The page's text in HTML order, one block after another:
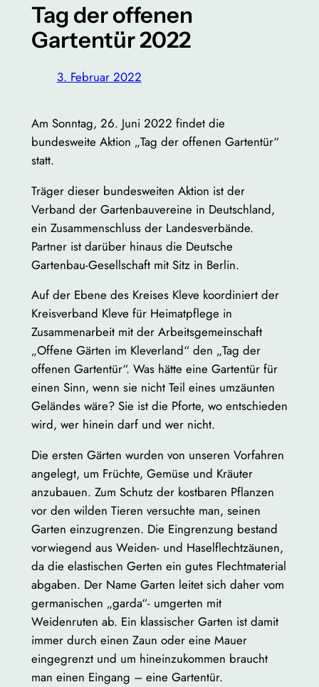
Tag der offenen
Gartentür 2022
3. Februar 2022
Am Sonntag, 26. Juni 2022 findet die
bundesweite Aktion „Tag der offenen Gartentür“
statt.
Träger dieser bundesweiten Aktion ist der
Verband der Gartenbauvereine in Deutschland,
ein Zusammenschluss der Landesverbände.
Partner ist darüber hinaus die Deutsche
Gartenbau-Gesellschaft mit Sitz in Berlin.
Auf der Ebene des Kreises Kleve koordiniert der
Kreisverband Kleve für Heimatpflege in
Zusammenarbeit mit der Arbeitsgemeinschaft
„Offene Gärten im Kleverland“ den „Tag der
offenen Gartentür“. Was hätte eine Gartentür für
einen Sinn, wenn sie nicht Teil eines umzäunten
Geländes wäre? Sie ist die Pforte, wo entschieden
wird, wer hinein darf und wer nicht.
Die ersten Gärten wurden von unseren Vorfahren
angelegt, um Früchte, Gemüse und Kräuter
anzubauen. Zum Schutz der kostbaren Pflanzen
vor den wilden Tieren versuchte man, seinen
Garten einzugrenzen. Die Eingrenzung bestand
vorwiegend aus Weiden- und Haselflechtzäunen,
da die elastischen Gerten ein gutes Flechtmaterial
abgaben. Der Name Garten leitet sich daher vom
germanischen „garda“- umgerten mit
Weidenruten ab. Ein klassischer Garten ist damit
immer durch einen Zaun oder eine Mauer
eingegrenzt und um hineinzukommen braucht
man einen Eingang – eine Gartentür.